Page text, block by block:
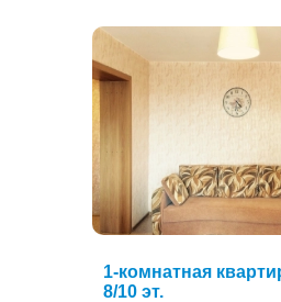
1-комнатная
8/10 эт.